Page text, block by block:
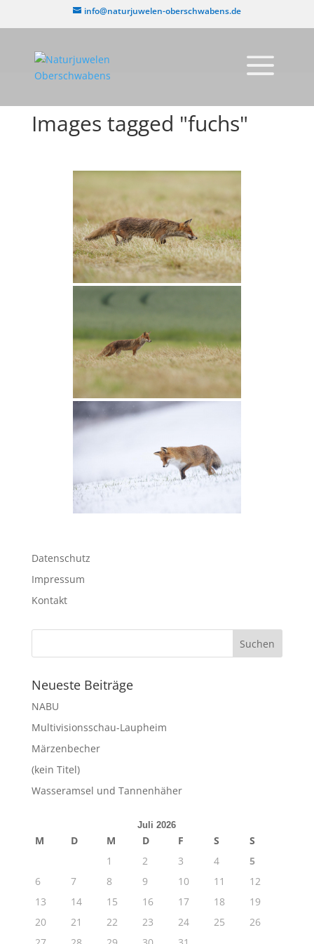
info@naturjuwelen-oberschwabens.de
Images tagged "fuchs"
Datenschutz
Impressum
Kontakt
Neueste Beiträge
NABU
Multivisionsschau-Laupheim
Märzenbecher
(kein Titel)
Wasseramsel und Tannenhäher
Juli 2026
M D M D F S
S
1
2 3 4
5
6
7 8 9 10 11
12
13
14 15 16 17 18
19
20
21 22 23 24 25
26